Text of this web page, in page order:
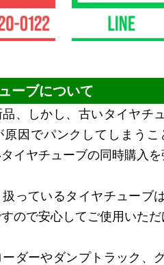
ーブについて
品、しかし、古いタイヤチ
原因でパンクしてしまう
イヤチューブの同時購入を
っているタイヤチューブ
ので安心してご使用いただ
ダーやダンプトラック、